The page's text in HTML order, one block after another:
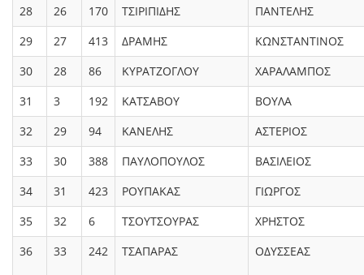
28
26 170 ΤΣΙΡΙΠΙΔΗΣ
ΠΑΝΤΕΛΗΣ
29
27 413 ΔΡΑΜΗΣ
ΚΩΝΣΤΑΝΤΙΝΟΣ
30
28 86 ΚΥΡΑΤΖΟΓΛΟΥ
ΧΑΡΑΛΑΜΠΟΣ
31
3 192 ΚΑΤΣΑΒΟΥ
ΒΟΥΛΑ
32
29 94 ΚΑΝΕΛΗΣ
ΑΣΤΕΡΙΟΣ
33
30 388 ΠΑΥΛΟΠΟΥΛΟΣ
ΒΑΣΙΛΕΙΟΣ
34
31 423 ΡΟΥΠΑΚΑΣ
ΓΙΩΡΓΟΣ
35
32 6 ΤΣΟΥΤΣΟΥΡΑΣ
ΧΡΗΣΤΟΣ
36
33 242 ΤΣΑΠΑΡΑΣ ΟΔΥΣΣΕΑΣ